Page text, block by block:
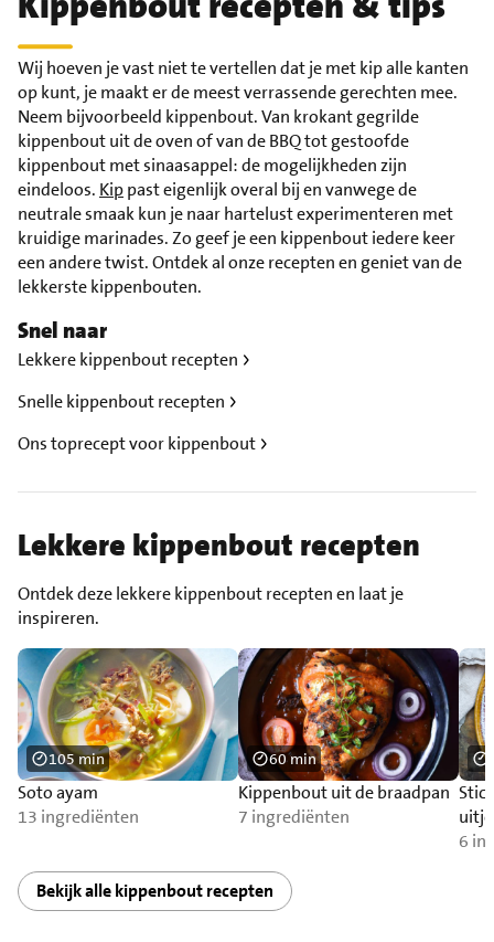
Wij hoeven je vast niet te vertellen dat je met kip alle kanten
op kunt, je maakt er de meest verrassende gerechten mee.
Neem bijvoorbeeld kippenbout. Van krokant gegrilde
kippenbout uit de oven of van de BBQ tot gestoofde
kippenbout met sinaasappel: de mogelijkheden zijn
eindeloos. Kippast eigenlijk overal bij en vanwege de
neutrale smaak kun je naar hartelust experimenteren met
kruidige marinades. Zo geef je een kippenbout iedere keer
een andere twist. Ontdek al onze recepten en geniet van de
lekkerste kippenbouten.
Snel naar
Lekkere kippenbout recepten
Snelle kippenbout recepten
Ons toprecept voor kippenbout
Lekkere kippenbout recepten
Ontdek deze lekkere kippenbout recepten en laat je
inspireren.
Soto ayam
13 ingrediënten
105 min
Kippenbout uit de braadpan
7 ingrediënten
60 min
6
Bekijk alle kippenbout recepten